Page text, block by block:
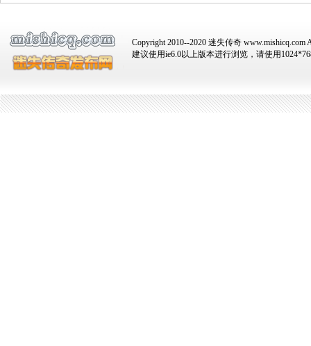
Copyright 2010--2020 迷失传奇 www.mishicq.com
建议使用ie6.0以上版本进行浏览，请使用